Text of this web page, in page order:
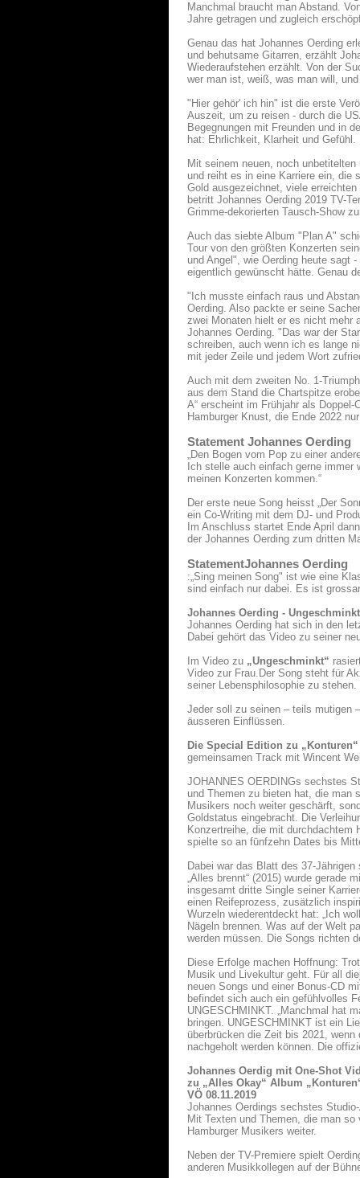
Manchmal braucht man Abstand.
Jahre getragen und zugleich
Genau das hat Johannes Oerding
und behutsame Gitarren, erzählt
Wiederaufstehen erzählt. Von der
wer man ist, weiß, was man will,
"Hier gehör' ich hin" ist die erste
Auszeit, um zu reisen - durch die
Begegnungen mit Freunden und in
hat: Ehrlichkeit, Klarheit und Gefühl.
Mit seinem neuen, noch
und reiht es in eine Karriere ein, die
Gold ausgezeichnet, viele
betritt Johannes Oerding 2019 TV-
Grimme-dekorierten Tausch-Show
Auch das siebte Album "Plan A"
Tour von den größten Konzerten
und Angel", wie Oerding heute sagt
eigentlich gewünscht hätte. Genau
"Ich musste einfach raus und
Oerding. Also packte er seine
zwei Monaten hielt er es nicht mehr
Johannes Oerding. "Das war der
schreiben, auch wenn ich es lange
mit jeder Zeile und jedem Wort
Auch mit dem zweiten No. 1-
aus dem Stand die Chartspitze
A“ erscheint im Frühjahr als
Hamburger Knust, die Ende 2022
Statement Johannes Oerding
„Den Bogen vom Pop zu einer
Ich stelle auch einfach gerne
meinen Konzerten kommen.“
Der erste neue Song heisst „Der
ein Co-Writing mit dem DJ- und
Im Anschluss startet Ende April
der Johannes Oerding zum dritten
StatementJohannes Oerding
:„Sing meinen Song" ist wie eine
sind einfach nur dabei. Es ist
Johannes Oerding - Ungeschminkt
Johannes Oerding hat sich in den
Dabei gehört das Video zu seiner
Im Video zu „Ungeschminkt“
Video zur Frau.Der Song steht für
seiner Lebensphilosophie zu stehen.
Jeder soll zu seinen – teils mutigen
äusseren Einflüssen.
Die Special Edition zu
gemeinsamen Track mit Wincent
JOHANNES OERDINGs sechstes
und Themen zu bieten hat, die man
Musikers noch weiter geschärft,
Goldstatus eingebracht. Die
Konzertreihe, die mit durchdachtem
spielte so an fünfzehn Dates bis
Dabei war das Blatt des 37-
„Alles brennt“ (2015) wurde gerade
insgesamt dritte Single seiner
einen Reifeprozess, zusätzlich
Wurzeln wiederentdeckt hat: „Ich
Nägeln brennen. Was auf der Welt
werden müssen. Die Songs richten
Diese Erfolge machen Hoffnung:
Musik und Livekultur geht. Für all
neuen Songs und einer Bonus-CD
befindet sich auch ein gefühlvolles
UNGESCHMINKT. „Manchmal hat
bringen. UNGESCHMINKT ist ein
überbrücken die Zeit bis 2021,
nachgeholt werden können. Die
Johannes Oerdig mit One-Shot
zu „Alles Okay“ Album
VÖ 08.11.2019
Johannes Oerdings sechstes
Mit Texten und Themen, die man
Hamburger Musikers weiter.
Neben der TV-Premiere spielt
anderen Musikkollegen auf der